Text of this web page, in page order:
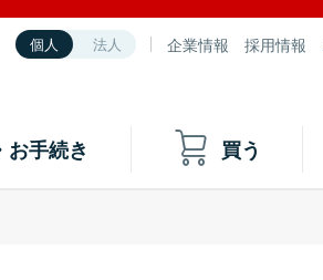
個人 法人 企業情報 採用情報
お手続き 買う